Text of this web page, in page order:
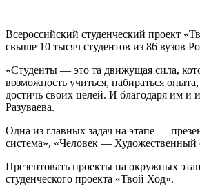
Всероссийский студенческий проект
свыше 10 тысяч студентов из 86 вузов
«Студенты — это та движущая сила,
возможность учиться, набираться
достичь своих целей. И благодаря им и
Разуваева.
Одна из главных задач на этапе —
система», «Человек —
Презентовать проекты на окружных
студенческого проекта «Твой Ход».